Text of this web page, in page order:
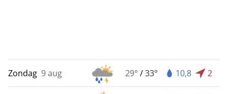
Zondag 9 aug 29° /33° 10,8 2